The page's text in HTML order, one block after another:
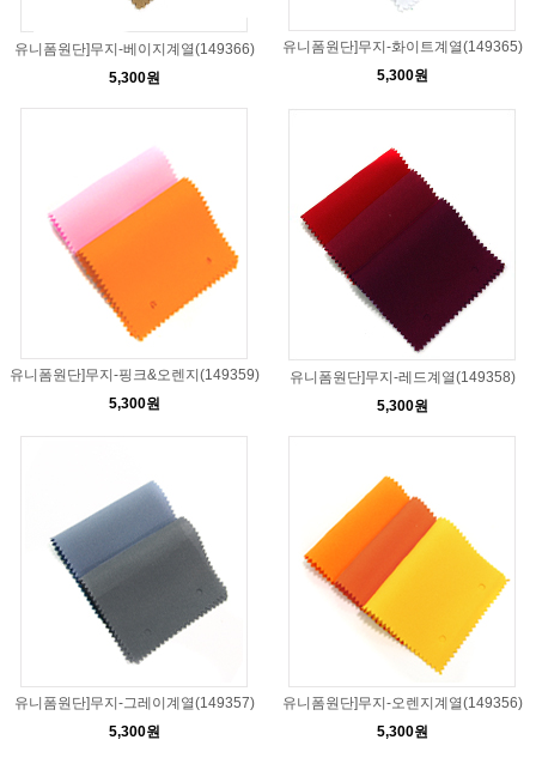
유니폼원단]무지-베이지계열(149366)
5,300원
유니폼원단]무지-화이트계열(149365)
5,300원
유니폼원단]무지-핑크&오렌지(149359)
5,300원
유니폼원단]무지-레드계열(149358)
5,300원
유니폼원단]무지-그레이계열(149357)
5,300원
유니폼원단]무지-오렌지계열(149356)
5,300원